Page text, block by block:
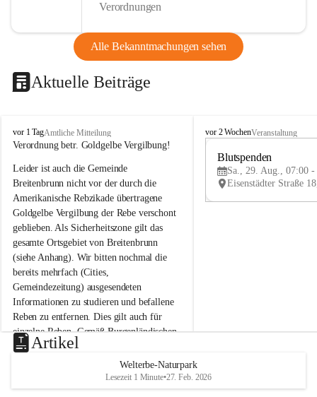
Verordnungen
Alle Bekanntmachungen sehen
Aktuelle Beiträge
B
r
i
t
e
n
b
r
u
n
n
a
m
N
e
u
s
d
vor 1 TagAmtliche Mitteilung
Verordnung betr. Goldgelbe Vergilbung!
Leider ist auch die Gemeinde
Breitenbrunn nicht vor der durch die
Amerikanische Rebzikade übertragene
Goldgelbe Vergilbung der Rebe verschont
geblieben. Als Sicherheitszone gilt das
gesamte Ortsgebiet von Breitenbrunn
(siehe Anhang). Wir bitten nochmal die
bereits mehrfach (Cities,
Gemeindezeitung) ausgesendeten
Informationen zu studieren und befallene
Reben zu entfernen. Dies gilt auch für
einzelne Reben. Gemäß Burgenländischen
Weinbaugesetz sind nicht gepflegte oder
unzulässige Weingärten zu roden! Bitte
helfen wir zusammen um unsere Winzer
vor den prognostizierten Ernteausfällen
B
e
u
e
d
vor 2 WochenVeranstaltung
Blutspenden
Sa., 29. Aug., 07:00 -
Artikel
Welterbe-Naturpark
Lesezeit 1 Minute•27. Feb. 2026